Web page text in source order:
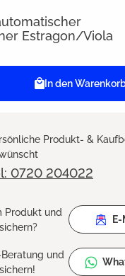
Estragon/Viola
In den
Produkt- &
0720 204022
Produkt und
und